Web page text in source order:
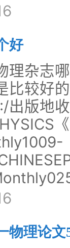
好
理杂志
比较好
出版地
物理论